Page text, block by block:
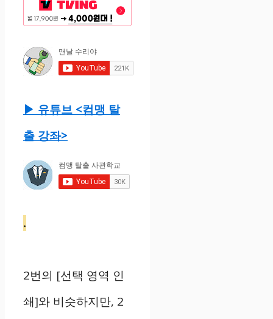
▶ 유튜브 <컴맹 탈
출 강좌>
.
2번의 [선택 영역 인
쇄]와 비슷하지만, 2